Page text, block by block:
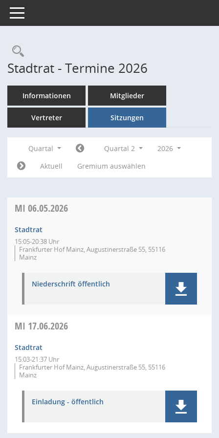
Toggle navigation
Rechercheauswahl
Stadtrat - Termine 2026
Informationen Mitglieder
Vertreter Sitzungen
Quartal Quartal 2
2026
Aktuell
Gremium auswählen
MI 06.05.2026
Stadtrat
15:05-20:38 Uhr
Frankfurter Hof Mainz, Augustinerstraße 55, 55116
Mainz
Niederschrift öffentlich
MI 17.06.2026
Stadtrat
15:03-21:37 Uhr
Frankfurter Hof Mainz, Augustinerstraße 55, 55116
Mainz
Einladung - öffentlich